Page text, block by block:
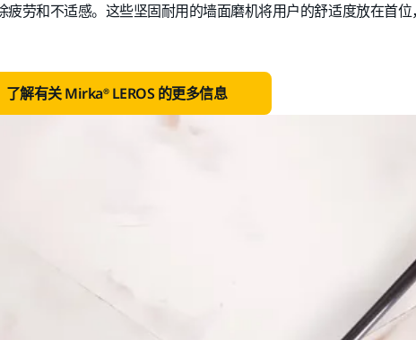
劳和不适感。这些坚固耐用的墙面磨机将用户的舒适度放在首位
了解有关 Mirka® LEROS 的更多信息